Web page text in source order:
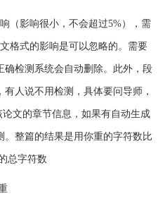
（影响很小，不会超过5%），需
格式的影响是可以忽略的。需要
检测系统会自动删除。此外，段
人说不用检测，具体要问导师，
文的章节信息，如果有自动生成
整篇的结果是用你重的字符数比
总字符数